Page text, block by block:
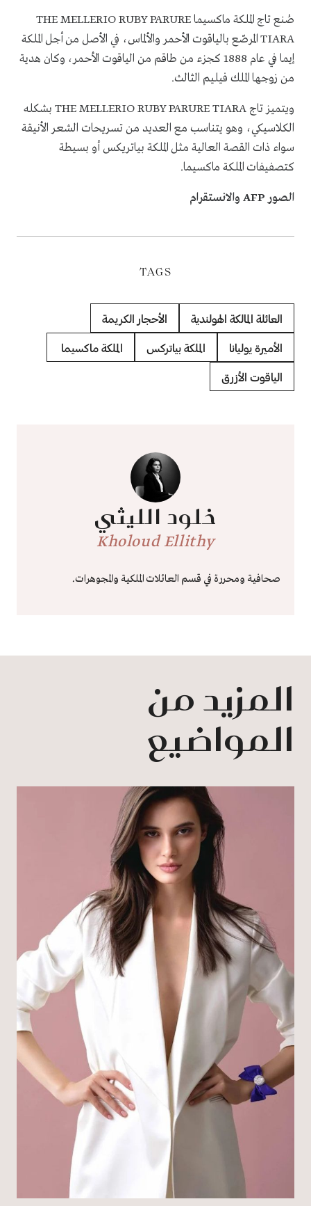
صُنع تاج الملكة ماكسيما THE MELLERIO RUBY PARURE
TIARA المرصّع بالياقوت الأحمر والألماس، في الأصل من أجل الملكة
إيما في عام 1888 كجزء من طاقم من الياقوت الأحمر، وكان هدية
من زوجها الملك فيليم الثالث.
ويتميز تاج THE MELLERIO RUBY PARURE TIARA بشكله
الكلاسيكي، وهو يتناسب مع العديد من تسريحات الشعر الأنيقة
سواء ذات القصة العالية مثل الملكة بياتريكس أو بسيطة
كتصفيفات الملكة ماكسيما.
الصور AFP والانستقرام
TAGS
العائلة المالكة الهولندية الأحجار الكريمة
الأميرة يوليانا الملكة بياتركس الملكة ماكسيما
الياقوت الأزرق
خلود الليثي
Kholoud Ellithy
صحافية ومحررة في قسم العائلات الملكية والمجوهرات.
المزيد من
المواضيع